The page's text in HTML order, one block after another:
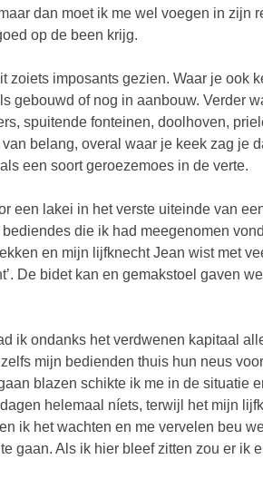
dan moet ik me wel voegen in zijn
op de been krijg.
imposants gezien. Waar je ook
gebouwd of nog in aanbouw. Verder
spuitende fonteinen, doolhoven,
belang, overal waar je keek zag je
een soort geroezemoes in de verte.
een lakei in het verste uiteinde van
die ik had meegenomen
en mijn lijfknecht Jean wist met
De bidet kan en gemakstoel gaven
ik ondanks het verdwenen kapitaal
mijn bedienden thuis hun neus
blazen schikte ik me in de situatie
helemaal níets, terwijl het mijn
ik het wachten en me vervelen beu
gaan. Als ik hier bleef zitten zou er ik